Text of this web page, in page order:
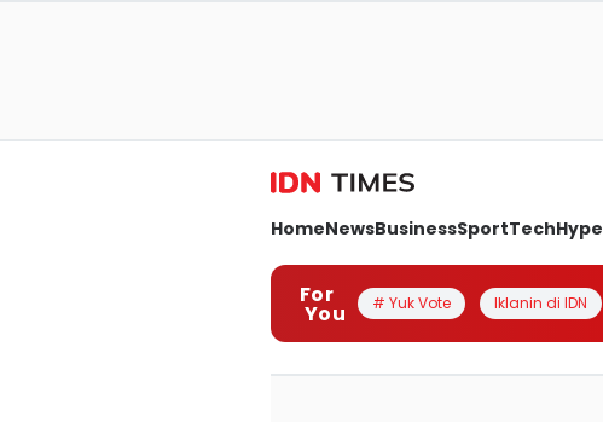
HomeNewsBusinessSportTechHype
For
You # Yuk Vote Iklanin di IDN